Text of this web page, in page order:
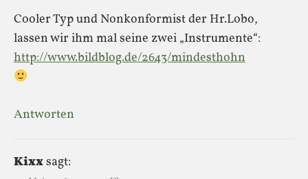
Cooler Typ und Nonkonformist der Hr.Lobo,
lassen wir ihm mal seine zwei „Instrumente“:
http://www.bildblog.de/2643/mindesthohn
Antworten
Kixxsagt: